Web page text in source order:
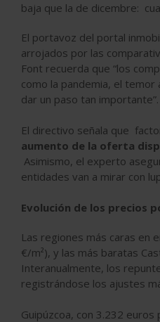
baja que la de dicembre:
El portavoz del portal
arrojados por las
Font recuerda que “los
como la pandemia, el
dar un paso tan importante”.
El directivo señala que
aumento de la oferta
Asimismo, el experto
entidades van a mirar con
Evolución de los precios
Las regiones más caras en
€/m²), y las más baratas
Interanualmente, los
registrándose los ajustes
Guipúzcoa, con 3.232